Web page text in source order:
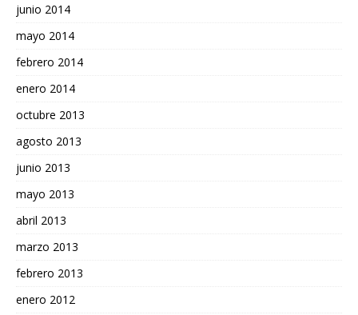
junio 2014
mayo 2014
febrero 2014
enero 2014
octubre 2013
agosto 2013
junio 2013
mayo 2013
abril 2013
marzo 2013
febrero 2013
enero 2012